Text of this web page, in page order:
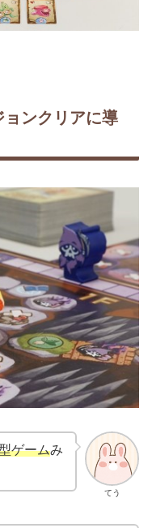
ンクリアに導
てう
ゲームみ